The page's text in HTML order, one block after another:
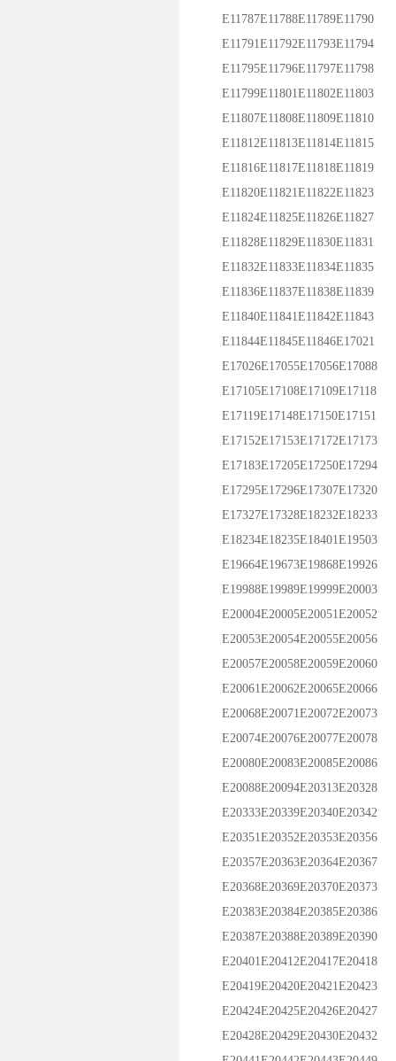
E11787E11788E11789E11790
E11791E11792E11793E11794
E11795E11796E11797E11798
E11799E11801E11802E11803
E11807E11808E11809E11810
E11812E11813E11814E11815
E11816E11817E11818E11819
E11820E11821E11822E11823
E11824E11825E11826E11827
E11828E11829E11830E11831
E11832E11833E11834E11835
E11836E11837E11838E11839
E11840E11841E11842E11843
E11844E11845E11846E17021
E17026E17055E17056E17088
E17105E17108E17109E17118
E17119E17148E17150E17151
E17152E17153E17172E17173
E17183E17205E17250E17294
E17295E17296E17307E17320
E17327E17328E18232E18233
E18234E18235E18401E19503
E19664E19673E19868E19926
E19988E19989E19999E20003
E20004E20005E20051E20052
E20053E20054E20055E20056
E20057E20058E20059E20060
E20061E20062E20065E20066
E20068E20071E20072E20073
E20074E20076E20077E20078
E20080E20083E20085E20086
E20088E20094E20313E20328
E20333E20339E20340E20342
E20351E20352E20353E20356
E20357E20363E20364E20367
E20368E20369E20370E20373
E20383E20384E20385E20386
E20387E20388E20389E20390
E20401E20412E20417E20418
E20419E20420E20421E20423
E20424E20425E20426E20427
E20428E20429E20430E20432